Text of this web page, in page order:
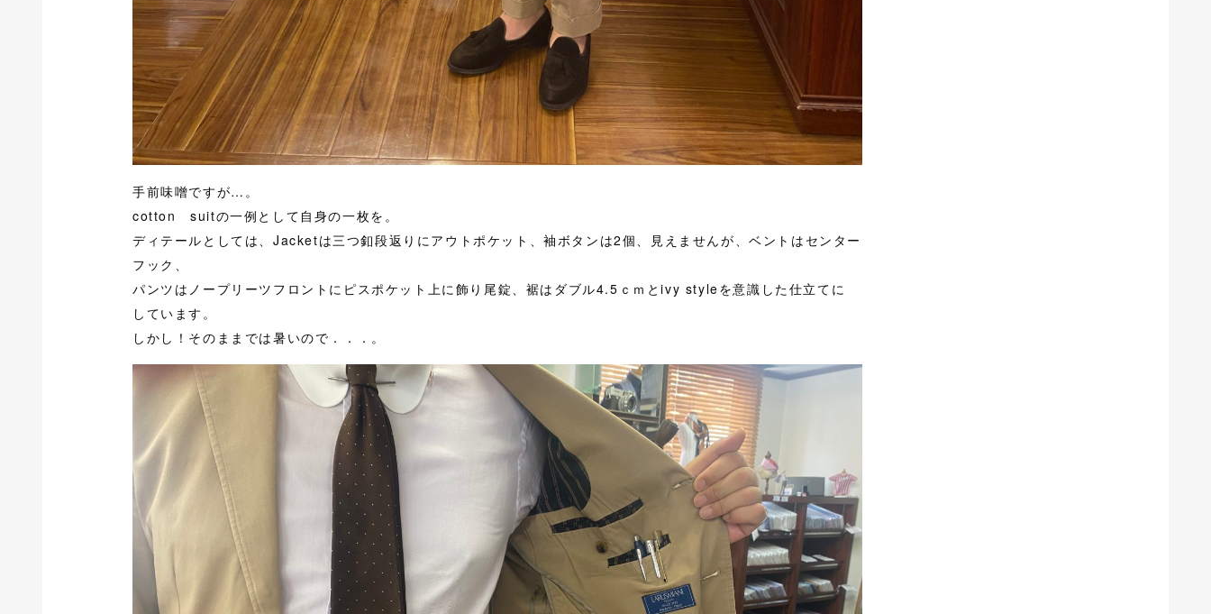
手前味噌ですが…。
cotton suitの一例として自身の一枚を。
ディテールとしては、Jacketは三つ釦段返りにアウトポケット、袖ボタンは2個、見えませんが、ベントはセンター
フック、
パンツはノープリーツフロントにピスポケット上に飾り尾錠、裾はダブル4.5ｃｍとivy styleを意識した仕立てに
しています。
しかし！そのままでは暑いので．．．。